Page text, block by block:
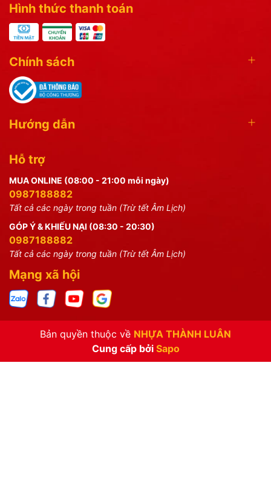
Hình thức thanh toán
Chính sách
Hướng dẫn
Hỗ trợ
MUA ONLINE (08:00 - 21:00 mỗi ngày)
0987188882
Tất cả các ngày trong tuần (Trừ tết Âm Lịch)
GÓP Ý & KHIẾU NẠI (08:30 - 20:30)
0987188882
Tất cả các ngày trong tuần (Trừ tết Âm Lịch)
Mạng xã hội
Bản quyền thuộc về NHỰA THÀNH LUÂN
Cung cấp bởi Sapo